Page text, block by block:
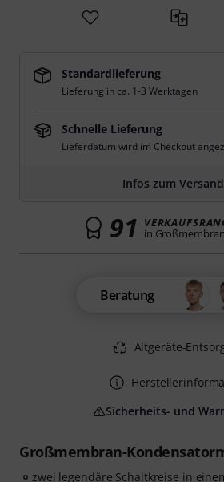
Großmembran-
zwei legendäre Schaltkreise in
Standardlieferung
Lieferung in ca. 1-3 Werktagen
Schnelle Lieferung
Lieferdatum wird im Checkout
Infos zum Versand
91 in
Beratung
Altgeräte-
Sicherheits- und